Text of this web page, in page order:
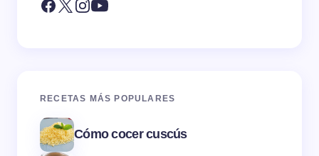
RECETAS MÁS POPULARES
Cómo cocer cuscús